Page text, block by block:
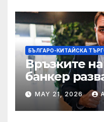
БЪЛГАРО-КИТАЙСКА
Връзките
банкер
надеждите
Болсонаро
Бразилия
MAY 21, 2026